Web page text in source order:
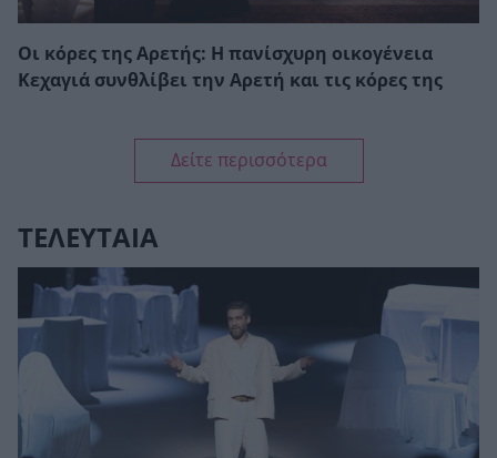
Οι κόρες της Αρετής: Η πανίσχυρη οικογένεια
Κεχαγιά συνθλίβει την Αρετή και τις κόρες της
Δείτε περισσότερα
ΤΕΛΕΥΤΑΙΑ